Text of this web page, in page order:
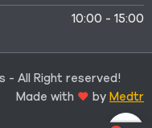
10:00 - 15:00
- All Right reserved!
Made with
by Medtr